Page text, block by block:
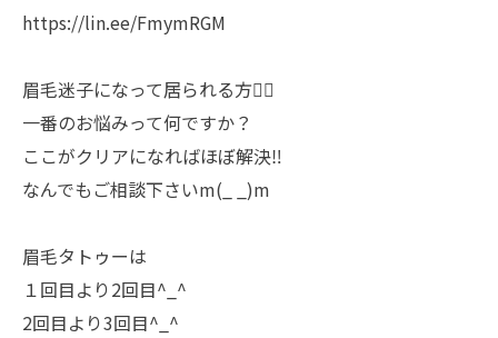
https://lin.ee/FmymRGM
眉毛迷子になって居られる方💁‍♀️
一番のお悩みって何ですか？
ここがクリアになればほぼ解決‼️
なんでもご相談下さいm(_ _)m
眉毛タトゥーは
１回目より2回目^_^
2回目より3回目^_^